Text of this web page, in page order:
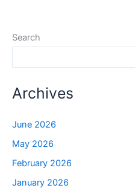
Search
Archives
June 2026
May 2026
February 2026
January 2026